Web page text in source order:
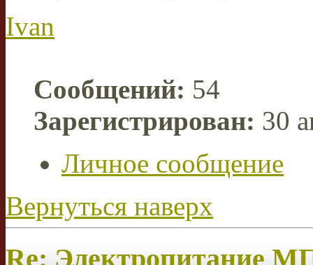
Ivan
Сообщений: 54
Зарегистрирован: 30
Личное сообщение
Вернуться наверх
Re: Электропитание